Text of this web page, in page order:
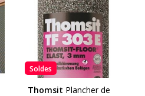
Soldes
Thomsit Plancher de